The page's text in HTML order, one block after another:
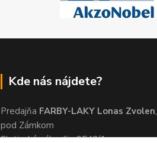
Kde nás nájdete?
Predajňa FARBY-LAKY Lonas Zvolen,
pod Zámkom
Slatinské nábrežie 9542/1